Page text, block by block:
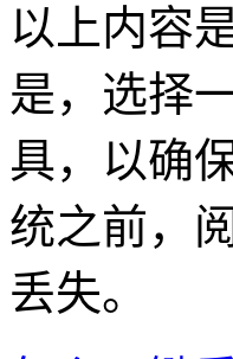
以上内容
是，选择
具，以确
统之前，
丢失。